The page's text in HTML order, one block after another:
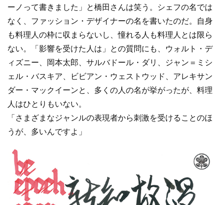
ーノって書きました」と橋田さんは笑う。シェフの名では
なく、ファッション・デザイナーの名を書いたのだ。自身
も料理人の枠に収まらないし、憧れる人も料理人とは限ら
ない。「影響を受けた人は」との質問にも、ウォルト・デ
ィズニー、岡本太郎、サルバドール・ダリ、ジャン＝ミシ
ェル・バスキア、ビビアン・ウェストウッド、アレキサン
ダー・マックイーンと、多くの人の名が挙がったが、料理
人はひとりもいない。
「さまざまなジャンルの表現者から刺激を受けることのほ
うが、多いんですよ」